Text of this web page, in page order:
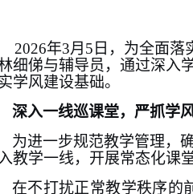
2026年3月5日，为全面
细俤与辅导员，通过深入
学风建设基础。
深入一线巡课堂，严抓学
为进一步规范教学管理，
教学一线，开展常态化课
在不打扰正常教学秩序的